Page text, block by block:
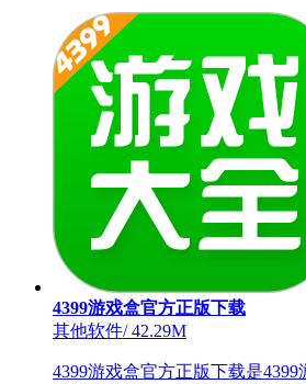
4399游戏盒官方正版下载
其他软件/42.29M
4399游戏盒官方正版下载是